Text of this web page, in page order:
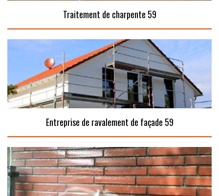
Traitement de charpente 59
Entreprise de ravalement de façade 59